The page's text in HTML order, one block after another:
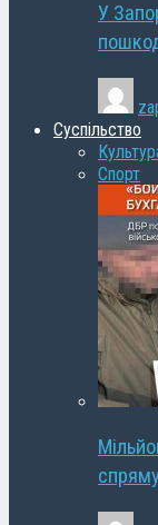
У
Суспільство
Спорт